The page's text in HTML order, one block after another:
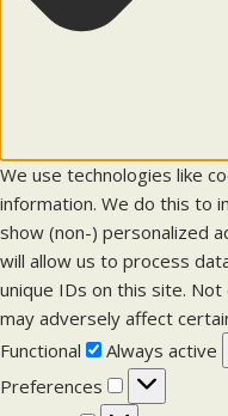
We use technologies like
information. We do this to
show (non-) personalized
will allow us to process
unique IDs on this site.
may adversely affect
Functional
F
u
n
Always active
Preferences
P
r